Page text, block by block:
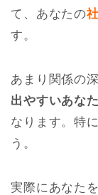
て、あなたの
す。
あまり関係の
出やすいあな
なります。特
う。
実際にあなた